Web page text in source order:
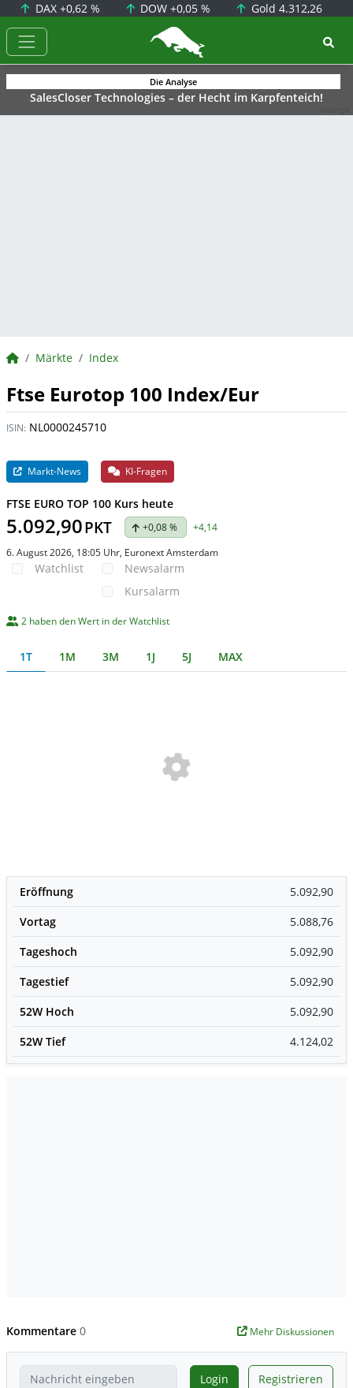
DAX +0,62 % DOW+0,05 % Gold 4.312,26
BörsenNEWS.de
Die Analyse
SalesCloser Technologies – der Hecht im Karpfenteich!
BörsenNEWS.de
Märkte Index
Ftse Eurotop 100 Index/Eur
ISIN: NL0000245710
Markt-News KI-Fragen
FTSE EURO TOP 100 Kurs heute
5.092,90PKT +0,08 %
+4,14
6. August 2026, 18:05 Uhr, Euronext Amsterdam
Watchlist
Newsalarm
Kursalarm
2 haben den Wert in der Watchlist
1T 1M 3M 1J 5J MAX
Eröffnung
5.092,90
Vortag
5.088,76
Tageshoch
5.092,90
Tagestief
5.092,90
52W Hoch
5.092,90
52W Tief
4.124,02
Kommentare 0 Mehr Diskussionen
Login Registrieren